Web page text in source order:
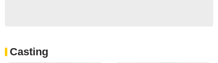
Casting